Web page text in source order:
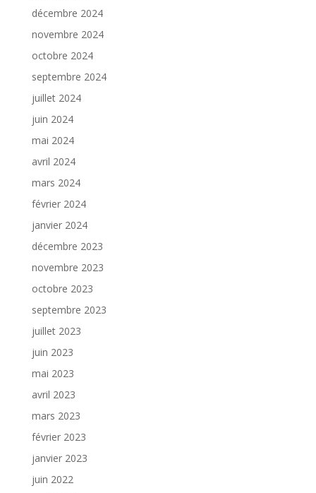
décembre 2024
novembre 2024
octobre 2024
septembre 2024
juillet 2024
juin 2024
mai 2024
avril 2024
mars 2024
février 2024
janvier 2024
décembre 2023
novembre 2023
octobre 2023
septembre 2023
juillet 2023
juin 2023
mai 2023
avril 2023
mars 2023
février 2023
janvier 2023
juin 2022